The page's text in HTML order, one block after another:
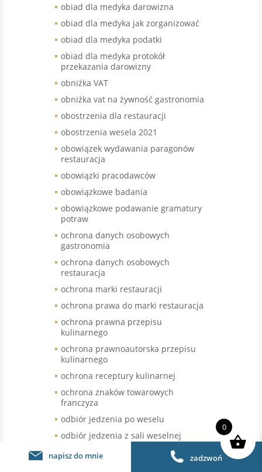
obiad dla medyka darowizna
obiad dla medyka jak zorganizować
obiad dla medyka podatki
obiad dla medyka protokół
przekazania darowizny
obniżka VAT
obniżka vat na żywność gastronomia
obostrzenia dla restauracji
obostrzenia wesela 2021
obowiązek wydawania paragonów
restauracja
obowiązki pracodawców
obowiązkowe badania
obowiązkowe podawanie gramatury
potraw
ochrona danych osobowych
gastronomia
ochrona danych osobowych
restauracja
ochrona marki restauracji
ochrona prawa do marki restauracja
ochrona prawna przepisu
kulinarnego
ochrona prawnoautorska przepisu
kulinarnego
ochrona receptury kulinarnej
ochrona znaków towarowych
franczyza
odbiór jedzenia po weselu
odbiór jedzenia z sali weselnej
odbiór nieskonsumowanego jedzenia
po weselu
napisz do mnie zadzwoń
0